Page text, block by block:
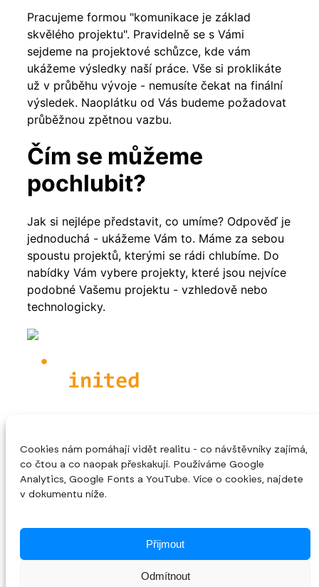
Cookies nám pomáhají vidět realitu - co návštěvníky zajímá,
co čtou a co naopak přeskakují. Používáme Google
Analytics, Google Fonts a YouTube. Více o cookies, najdete
v dokumentu níže.
Přijmout
Odmítnout
Pracujeme formou "komunikace je základ
skvělého projektu". Pravidelně se s Vámi
sejdeme na projektové schůzce, kde vám
ukážeme výsledky naší práce. Vše si proklikáte
už v průběhu vývoje - nemusíte čekat na finální
výsledek. Naoplátku od Vás budeme požadovat
průběžnou zpětnou vazbu.
Čím se můžeme
pochlubit?
Jak si nejlépe představit, co umíme? Odpověď je
jednoduchá - ukážeme Vám to. Máme za sebou
spoustu projektů, kterými se rádi chlubíme. Do
nabídky Vám vybere projekty, které jsou nejvíce
podobné Vašemu projektu - vzhledově nebo
technologicky.
Rozvoj a servis aplikací
Konzultace Vaší aplikace
Převzetí rozpracovaného projektu
Programování nové aplikace
O společnosti